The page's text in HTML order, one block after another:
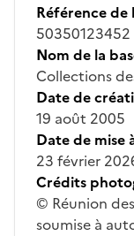
Référence de
50350123452
Nom de la
Collections
Date de
19 août 2005
Date de mise
23 février
Crédits
© Réunion
soumise à